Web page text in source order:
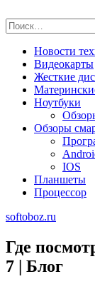
to
content
Найти:
Новости
Видеокарты
Жесткие
Ноутбуки
Обзоры
IOS
Планшеты
Процессор
softoboz.ru
Где
7 | Блог